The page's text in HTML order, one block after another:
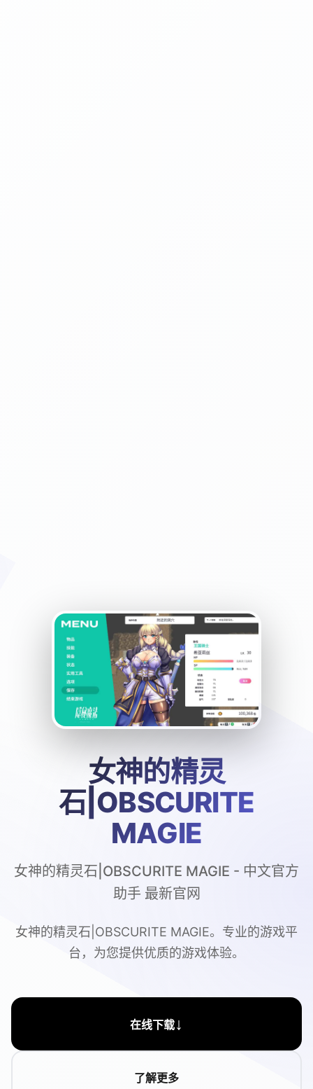
女神的精灵
石|OBSCURITE
MAGIE
女神的精灵石|OBSCURITE MAGIE - 中文官方
助手 最新官网
女神的精灵石|OBSCURITE MAGIE。专业的游戏平
台，为您提供优质的游戏体验。
在线下载↓
了解更多